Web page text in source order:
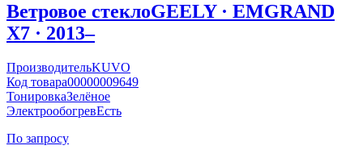
Ветровое стеклоGEELY · EMGRAND
X7 · 2013–
ПроизводительKUVO
Код товара00000009649
ТонировкаЗелёное
ЭлектрообогревЕсть
По запросу